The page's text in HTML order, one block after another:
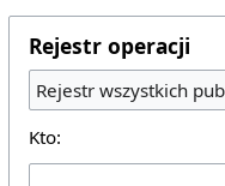
Rejestr operacji
Rejestr wszystkich
Kto: